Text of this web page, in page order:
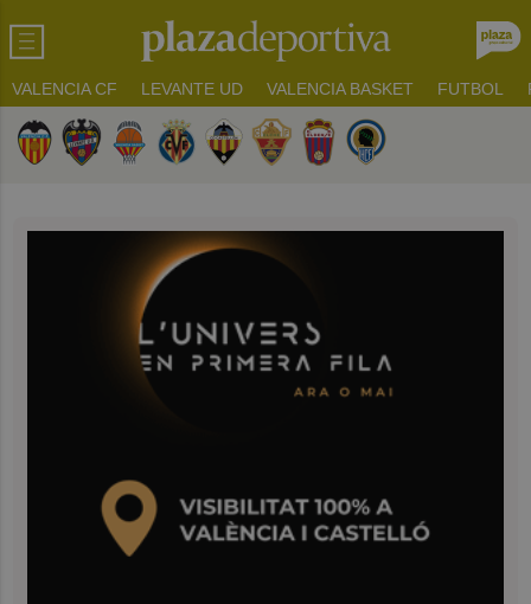
VALENCIA CF LEVANTE UD VALENCIA BASKET FUTBOL